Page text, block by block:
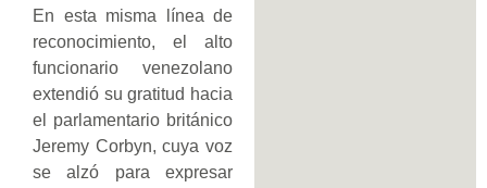
En esta misma línea de
reconocimiento, el alto
funcionario venezolano
extendió su gratitud hacia
el parlamentario británico
Jeremy Corbyn, cuya voz
se alzó para expresar